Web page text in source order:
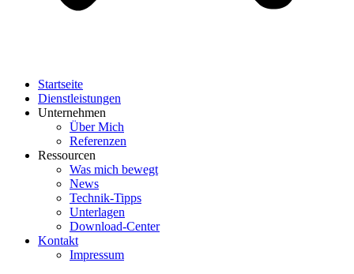
Startseite
Dienstleistungen
Unternehmen
Über Mich
Referenzen
Ressourcen
Was mich bewegt
News
Technik-Tipps
Unterlagen
Download-Center
Kontakt
Impressum